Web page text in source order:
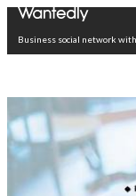
Business social network